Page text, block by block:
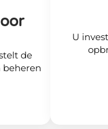
de
beheren
U